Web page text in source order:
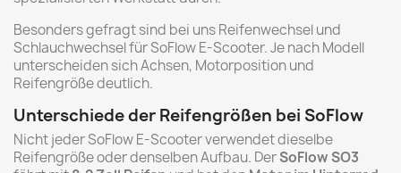
Besonders gefragt sind bei uns Reifenwechsel und
Schlauchwechsel für SoFlow E-Scooter. Je nach Modell
unterscheiden sich Achsen, Motorposition und
Reifengröße deutlich.
Unterschiede der Reifengrößen bei SoFlow
Nicht jeder SoFlow E-Scooter verwendet dieselbe
Reifengröße oder denselben Aufbau. DerSoFlow SO3